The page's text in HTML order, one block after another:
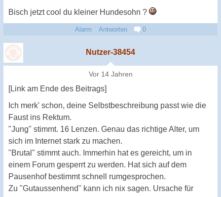
Bisch jetzt cool du kleiner Hundesohn ?
Alarm Antworten 0
Nutzer-38454
Vor 14 Jahren
[Link am Ende des Beitrags]
Ich merk' schon, deine Selbstbeschreibung passt wie die
Faust ins Rektum.
"Jung" stimmt. 16 Lenzen. Genau das richtige Alter, um
sich im Internet stark zu machen.
"Brutal" stimmt auch. Immerhin hat es gereicht, um in
einem Forum gesperrt zu werden. Hat sich auf dem
Pausenhof bestimmt schnell rumgesprochen.
Zu "Gutaussenhend" kann ich nix sagen. Ursache für